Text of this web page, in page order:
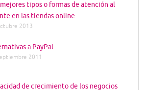
mejores tipos o formas de atención al
en las tiendas online
2013
a PayPal
2011
de crecimiento de los negocios